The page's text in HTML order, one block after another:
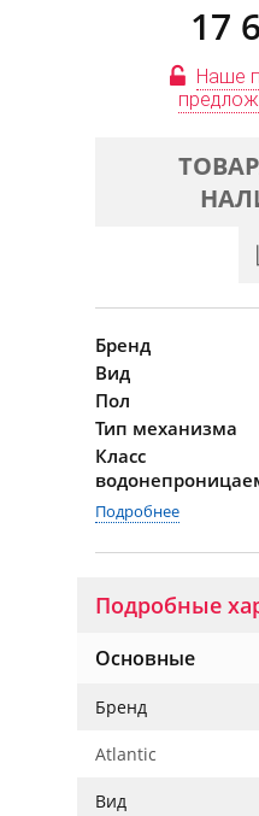
17
Наше
Бренд
Вид
Пол
Тип механизма
Класс
Подробнее
Подробные
Основные
Бренд
Atlantic
Вид